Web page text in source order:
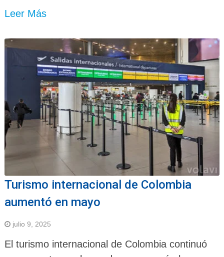
Leer Más
Turismo internacional de Colombia
aumentó en mayo
julio 9, 2025
El turismo internacional de Colombia continuó